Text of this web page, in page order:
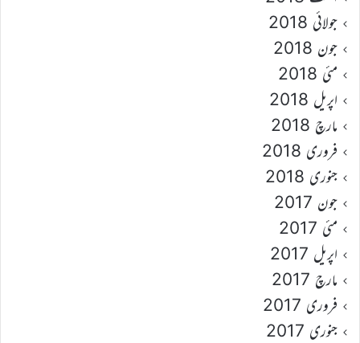
جولائی 2018
جون 2018
مئی 2018
اپریل 2018
مارچ 2018
فروری 2018
جنوری 2018
جون 2017
مئی 2017
اپریل 2017
مارچ 2017
فروری 2017
جنوری 2017